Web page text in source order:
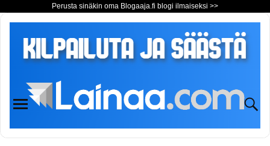
Perusta sinäkin oma Blogaaja.fi blogi ilmaiseksi >>